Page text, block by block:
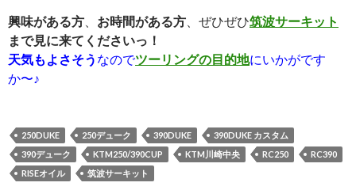
興味がある方 お時間がある方 、ぜひぜひ筑波サーキット
まで見に来てくださいっ！
天気もよさそう なのでツーリングの目的地にいかがです
か〜♪
250DUKE 250デューク 390DUKE
390DUKE カスタム
390デューク
KTM250/390CUP KTM川崎中央 RC250
RC390
RISEオイル
筑波サーキット